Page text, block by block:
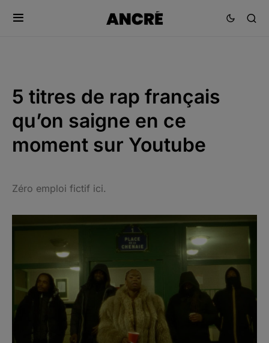
5 titres de rap français
qu’on saigne en ce
moment sur Youtube
Zéro emploi fictif ici.